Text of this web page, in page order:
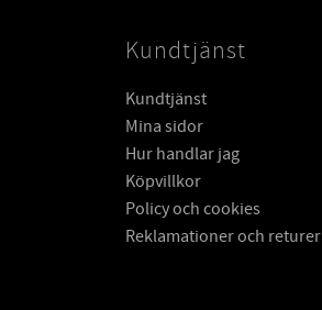
Kundtjänst
Kundtjänst
Mina sidor
Hur handlar jag
Köpvillkor
Policy och cookies
Reklamationer och returer